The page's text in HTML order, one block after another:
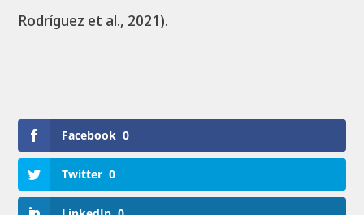
Rodríguez et al., 2021).
Facebook 0
Twitter 0